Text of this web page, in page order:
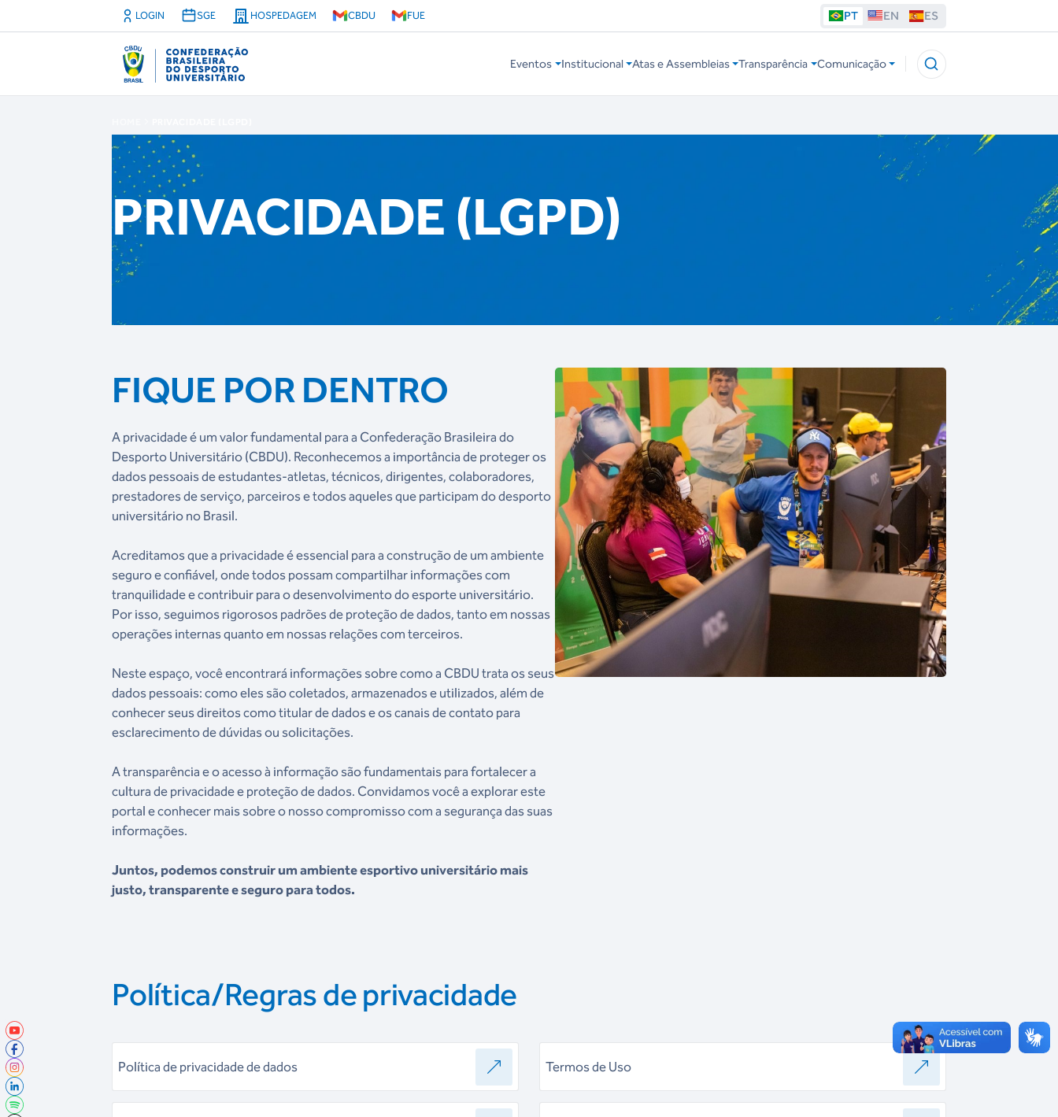
LOGIN SGE HOSPEDAGEM CBDU FUE PT EN ES
Eventos Institucional Atas e Assembleias Transparência Comunicação
PRIVACIDADE (LGPD)
FIQUE POR DENTRO
A privacidade é um valor fundamental para a Confederação Brasileira do
Desporto Universitário (CBDU). Reconhecemos a importância de proteger os
dados pessoais de estudantes-atletas, técnicos, dirigentes, colaboradores,
prestadores de serviço, parceiros e todos aqueles que participam do desporto
universitário no Brasil.
Acreditamos que a privacidade é essencial para a construção de um ambiente
seguro e confiável, onde todos possam compartilhar informações com
tranquilidade e contribuir para o desenvolvimento do esporte universitário.
Por isso, seguimos rigorosos padrões de proteção de dados, tanto em nossas
operações internas quanto em nossas relações com terceiros.
Neste espaço, você encontrará informações sobre como a CBDU trata os seus
dados pessoais: como eles são coletados, armazenados e utilizados, além de
conhecer seus direitos como titular de dados e os canais de contato para
esclarecimento de dúvidas ou solicitações.
A transparência e o acesso à informação são fundamentais para fortalecer a
cultura de privacidade e proteção de dados. Convidamos você a explorar este
portal e conhecer mais sobre o nosso compromisso com a segurança das suas
informações.
Juntos, podemos construir um ambiente esportivo universitário mais
justo, transparente e seguro para todos.
Política/Regras de privacidade
Política de privacidade de dados Termos de Uso